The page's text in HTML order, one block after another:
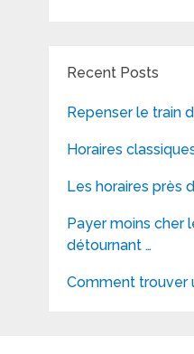
Recent Posts
Repenser le train
Horaires
Les horaires près
Payer moins cher
détournant …
Comment trouver